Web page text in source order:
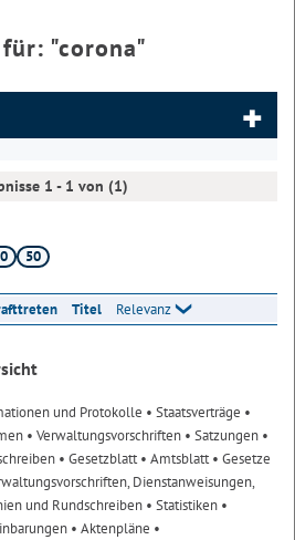
"corona"
1 - 1 von (1)
50
Titel Relevanz
und Protokolle • Staatsverträge •
• Verwaltungsvorschriften • Satzungen •
• Gesetzblatt• Amtsblatt• Gesetze
Dienstanweisungen,
und Rundschreiben • Statistiken •
• Aktenpläne •